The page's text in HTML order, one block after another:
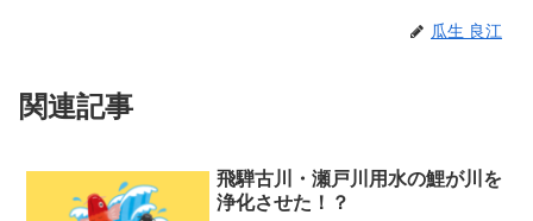
瓜生 良江
関連記事
飛騨古川・瀬戸川用水の鯉が川を
浄化させた！？